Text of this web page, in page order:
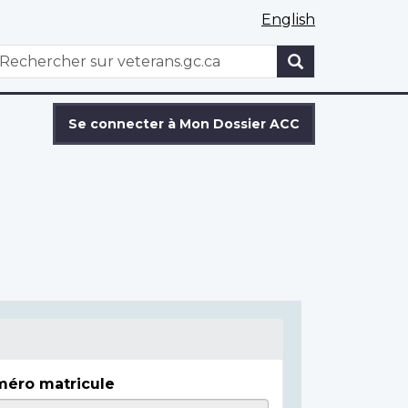
English
WxT
Se connecter à Mon Dossier ACC
matricule